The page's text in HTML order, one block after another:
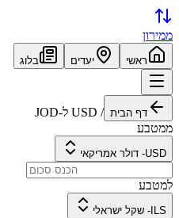
ממירון
ראשי יעדים בלוג
דף הבית /
USD ל-JOD
ממטבע
USD
- דולר אמריקאי
למטבע
ILS
- שקל ישראלי